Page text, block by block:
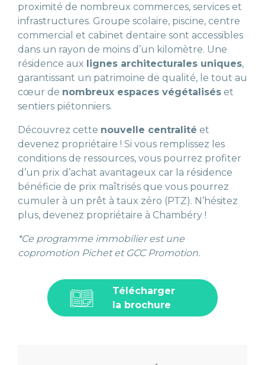
proximité de nombreux commerces, services et
infrastructures. Groupe scolaire, piscine, centre
commercial et cabinet dentaire sont accessibles
dans un rayon de moins d’un kilomètre. Une
résidence aux lignes architecturales uniques,
garantissant un patrimoine de qualité, le tout au
cœur de nombreux espaces végétalisés et
sentiers piétonniers.
Découvrez cette nouvelle centralité et
devenez propriétaire ! Si vous remplissez les
conditions de ressources, vous pourrez profiter
d’un prix d’achat avantageux car la résidence
bénéficie de prix maîtrisés que vous pourrez
cumuler à un prêt à taux zéro (PTZ). N’hésitez
plus, devenez propriétaire à Chambéry !
*Ce programme immobilier est une
copromotion Pichet et GCC Promotion.
Télécharger
la brochure